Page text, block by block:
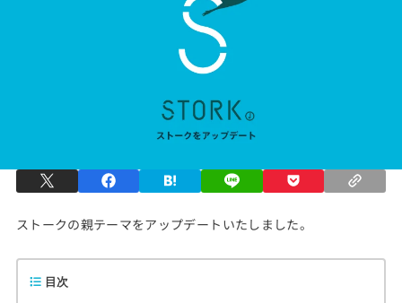
ストークの親テーマをアップデートいたしました。
目次